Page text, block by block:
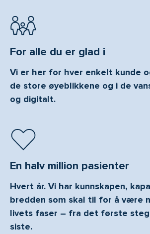
For alle du er glad i
Vi er her for hver enkelt kunde
de store øyeblikkene og i de
og digitalt.
En halv million pasienter
Hvert år. Vi har kunnskapen,
bredden som skal til for å være
livets faser – fra det første
siste.